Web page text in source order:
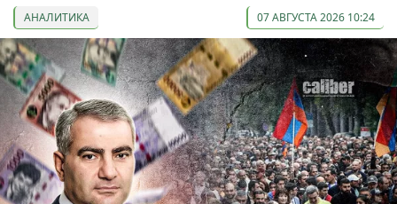
АНАЛИТИКА 07 АВГУСТА 2026 10:24